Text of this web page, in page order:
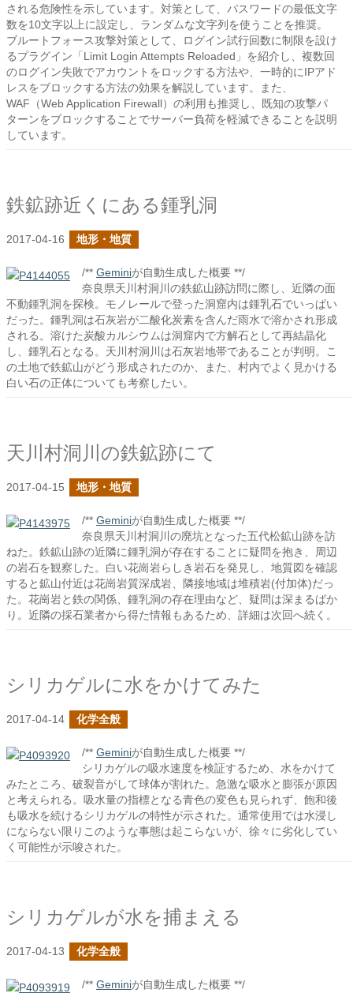
される危険性を示しています。対策として、パスワードの最低文字
数を10文字以上に設定し、ランダムな文字列を使うことを推奨。
ブルートフォース攻撃対策として、ログイン試行回数に制限を設け
るプラグイン「Limit Login Attempts Reloaded」を紹介し、複数回
のログイン失敗でアカウントをロックする方法や、一時的にIPアド
レスをブロックする方法の効果を解説しています。また、
WAF（Web Application Firewall）の利用も推奨し、既知の攻撃パ
ターンをブロックすることでサーバー負荷を軽減できることを説明
しています。
鉄鉱跡近くにある鍾乳洞
2017-04-16 地形・地質
/** Geminiが自動生成した概要 **/
奈良県天川村洞川の鉄鉱山跡訪問に際し、近隣の面
不動鍾乳洞を探検。モノレールで登った洞窟内は鍾乳石でいっぱい
だった。鍾乳洞は石灰岩が二酸化炭素を含んだ雨水で溶かされ形成
される。溶けた炭酸カルシウムは洞窟内で方解石として再結晶化
し、鍾乳石となる。天川村洞川は石灰岩地帯であることが判明。こ
の土地で鉄鉱山がどう形成されたのか、また、村内でよく見かける
白い石の正体についても考察したい。
天川村洞川の鉄鉱跡にて
2017-04-15 地形・地質
/** Geminiが自動生成した概要 **/
奈良県天川村洞川の廃坑となった五代松鉱山跡を訪
ねた。鉄鉱山跡の近隣に鍾乳洞が存在することに疑問を抱き、周辺
の岩石を観察した。白い花崗岩らしき岩石を発見し、地質図を確認
すると鉱山付近は花崗岩質深成岩、隣接地域は堆積岩(付加体)だっ
た。花崗岩と鉄の関係、鍾乳洞の存在理由など、疑問は深まるばか
り。近隣の採石業者から得た情報もあるため、詳細は次回へ続く。
シリカゲルに水をかけてみた
2017-04-14 化学全般
/** Geminiが自動生成した概要 **/
シリカゲルの吸水速度を検証するため、水をかけて
みたところ、破裂音がして球体が割れた。急激な吸水と膨張が原因
と考えられる。吸水量の指標となる青色の変色も見られず、飽和後
も吸水を続けるシリカゲルの特性が示された。通常使用では水浸し
にならない限りこのような事態は起こらないが、徐々に劣化してい
く可能性が示唆された。
シリカゲルが水を捕まえる
2017-04-13 化学全般
/** Geminiが自動生成した概要 **/